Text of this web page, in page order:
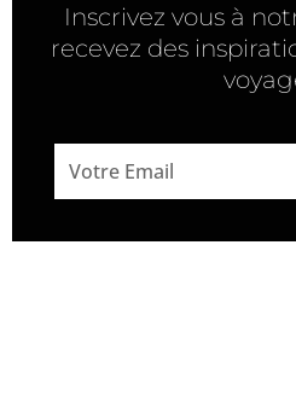
Inscrivez vous à
recevez des
address